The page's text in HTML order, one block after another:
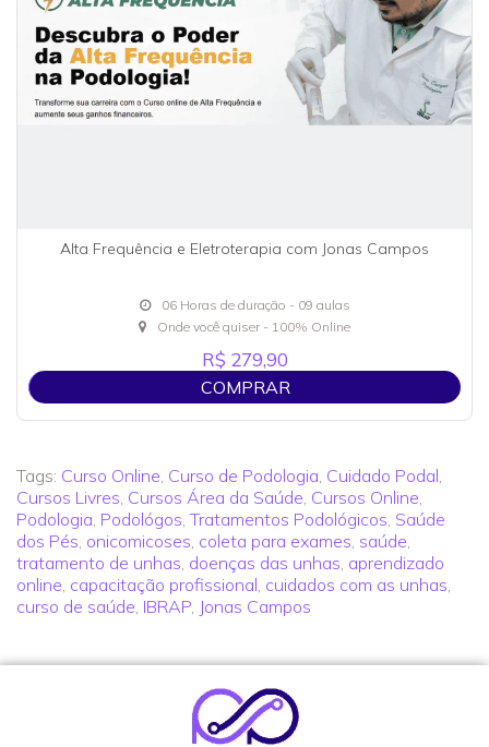
Alta Frequência e Eletroterapia com Jonas Campos
06 Horas de duração - 09 aulas
Onde você quiser - 100% Online
R$ 279,90
COMPRAR
Tags: Curso Online Curso de Podologia Cuidado Podal
Cursos Livres Cursos Área da Saúde Cursos Online
Podologia Podológos Tratamentos Podológicos Saúde
dos Pés onicomicoses coleta para exames saúde
tratamento de unhas doenças das unhas aprendizado
online capacitação profissional cuidados com as unhas
curso de saúde IBRAP Jonas Campos